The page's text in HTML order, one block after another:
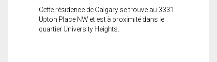
Cette résidence de Calgary se trouve au 3331
Upton Place NW et est à proximité dans le
quartier University Heights.